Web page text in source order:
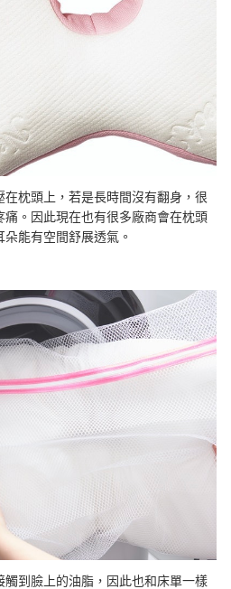
枕頭上，若是長時間沒有翻身，很
。因此現在也有很多廠商會在枕頭
能有空間舒展透氣。
到臉上的油脂，因此也和床單一樣